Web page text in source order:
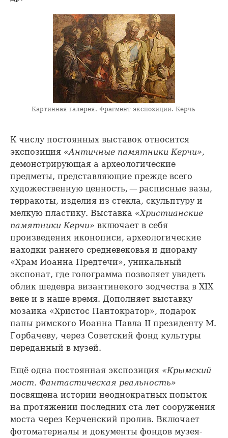
Картинная галерея. Фрагмент экспозиции. Керчь
К числу постоянных выставок относится
экспозиция «Античные памятники Керчи»,
демонстрирующая а археологические
предметы, представляющие прежде всего
художественную ценность, — расписные вазы,
терракоты, изделия из стекла, скульптуру и
мелкую пластику. Выставка «Христианские
памятники Керчи» включает в себя
произведения иконописи, археологические
находки раннего средневековья и диораму
«Храм Иоанна Предтечи», уникальный
экспонат, где голограмма позволяет увидеть
облик шедевра византинекого зодчества в XIX
веке и в наше время. Дополняет выставку
мозаика «Христос Пантократор», подарок
папы римского Иоанна Павла II президенту М.
Горбачеву, через Советский фонд культуры
переданный в музей.
Ещё одна постоянная экспозиция «Крымский
мост. Фантастическая реальность»
посвящена истории неоднократных попыток
на протяжении последних ста лет сооружения
моста через Керченский пролив. Включает
фотоматериалы и документы фондов музея-